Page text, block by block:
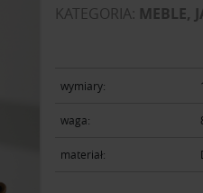
KATEGORIA: MEBLE,
wymiary:
waga:
materiał: